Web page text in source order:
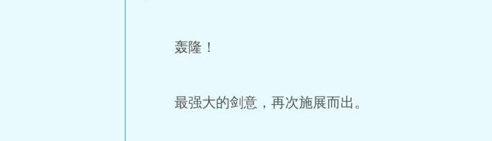
轰隆！
最强大的剑意，再次施展而出。